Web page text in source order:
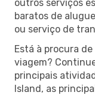
outros serviços
baratos de
ou serviço de
Está à procura
viagem?
principais
Island, as